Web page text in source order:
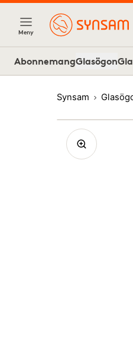
Meny
AbonnemangGlasögon
Synsam